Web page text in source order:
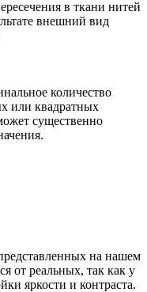
в ткани нитей
внешний вид
количество
или квадратных
существенно
на нашем
от реальных, так как у
яркости и контраста.